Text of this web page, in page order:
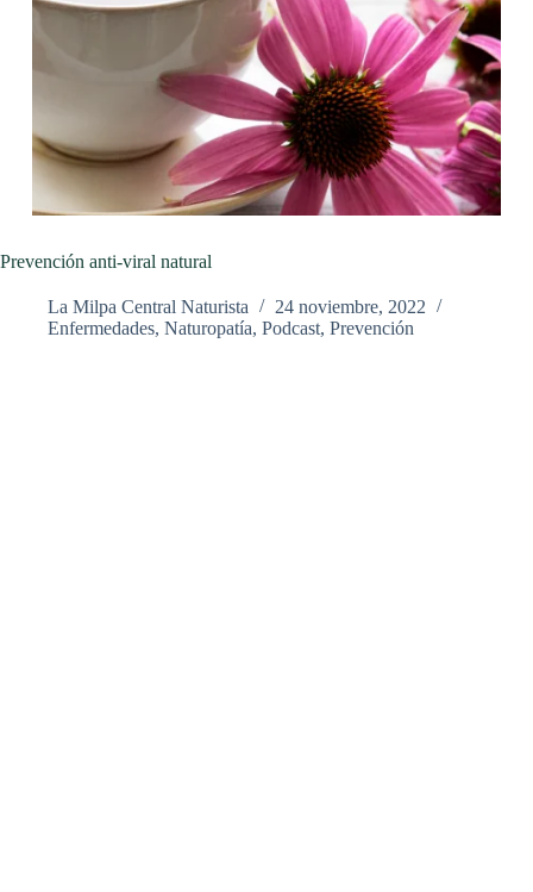
Prevención anti-viral natural
La Milpa Central Naturista
24 noviembre, 2022
Enfermedades, Naturopatía, Podcast, Prevención